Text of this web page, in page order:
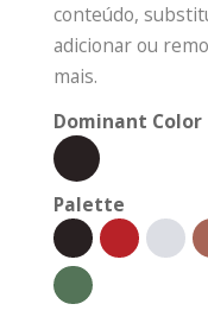
conteúdo,
adicionar ou
mais.
Dominant Color
Palette